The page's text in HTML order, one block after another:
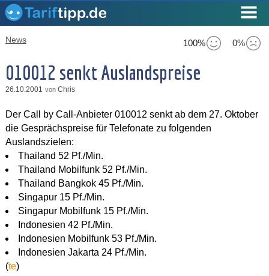
100% 0%
News
010012 senkt Auslandspreise
26.10.2001 von Chris
Der Call by Call-Anbieter 010012 senkt ab dem 27. Oktober
die Gesprächspreise für Telefonate zu folgenden
Auslandszielen:
Thailand 52 Pf./Min.
Thailand Mobilfunk 52 Pf./Min.
Thailand Bangkok 45 Pf./Min.
Singapur 15 Pf./Min.
Singapur Mobilfunk 15 Pf./Min.
Indonesien 42 Pf./Min.
Indonesien Mobilfunk 53 Pf./Min.
Indonesien Jakarta 24 Pf./Min.
(te)